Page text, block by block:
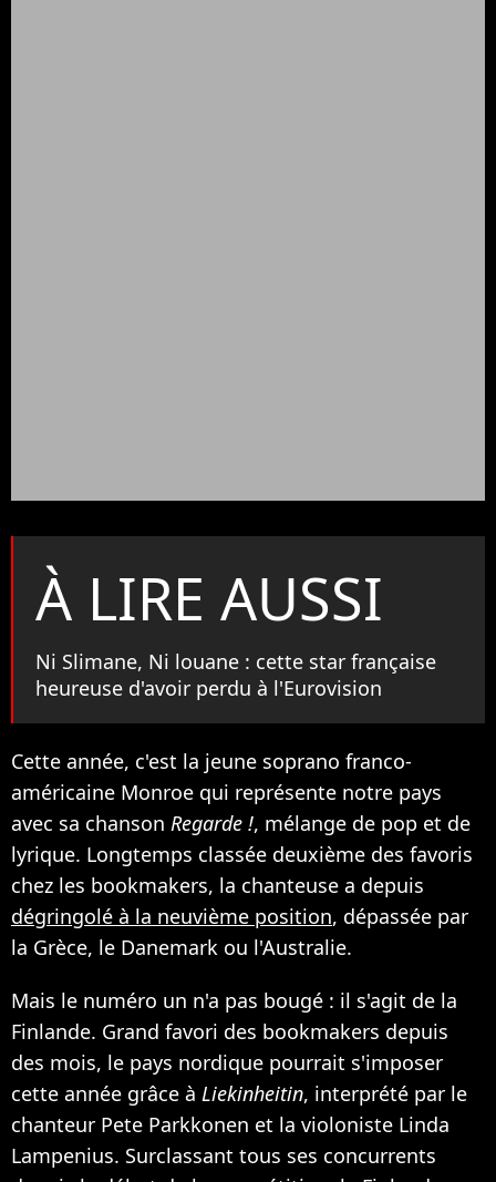
À LIRE AUSSI
Ni Slimane, Ni louane : cette star française
heureuse d'avoir perdu à l'Eurovision
Cette année, c'est la jeune soprano franco-
américaine Monroe qui représente notre pays
avec sa chanson Regarde !, mélange de pop et de
lyrique. Longtemps classée deuxième des favoris
chez les bookmakers, la chanteuse a depuis
dégringolé à la neuvième position, dépassée par
la Grèce, le Danemark ou l'Australie.
Mais le numéro un n'a pas bougé : il s'agit de la
Finlande. Grand favori des bookmakers depuis
des mois, le pays nordique pourrait s'imposer
cette année grâce à Liekinheitin, interprété par le
chanteur Pete Parkkonen et la violoniste Linda
Lampenius. Surclassant tous ses concurrents